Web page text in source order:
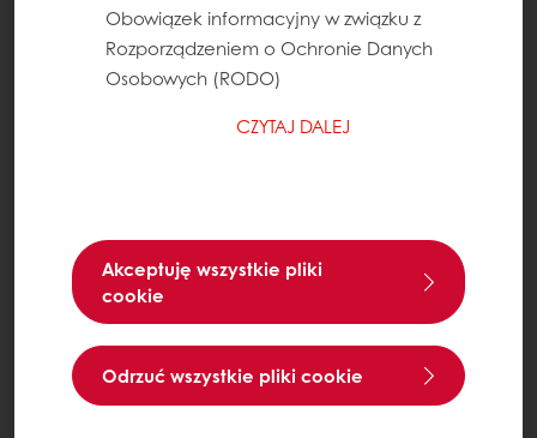
Obowiązek informacyjny w związku z
Rozporządzeniem o Ochronie Danych
Osobowych (RODO)
CZYTAJ DALEJ
Akceptuję wszystkie pliki
cookie
Odrzuć wszystkie pliki cookie